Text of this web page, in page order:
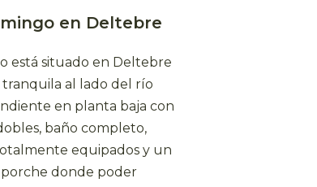
en Deltebre
está situado en Deltebre
al lado del río
en planta baja con
baño completo,
equipados y un
donde poder